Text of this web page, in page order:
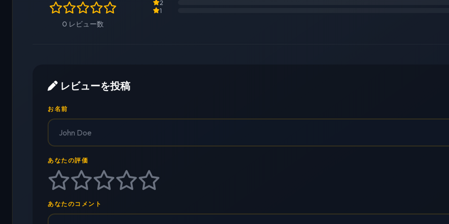
0 レビュー数
2
1
レビューを投稿
お名前
あなたの評価
あなたのコメント